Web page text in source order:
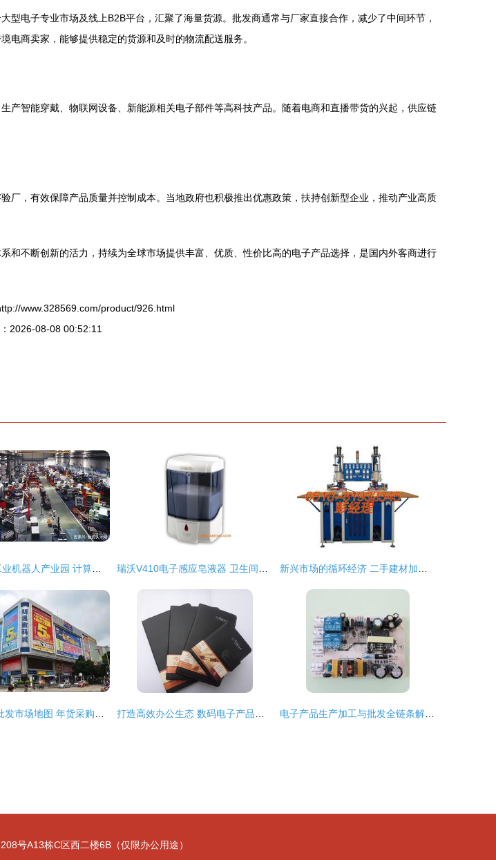
电子专业市场及线上B2B平台，汇聚了海量货源。批发商通常与厂家直接合作，减少了中间环节，
电商卖家，能够提供稳定的货源和及时的物流配送服务。
产智能穿戴、物联网设备、新能源相关电子部件等高科技产品。随着电商和直播带货的兴起，供应链
厂，有效保障产品质量并控制成本。当地政府也积极推出优惠政策，扶持创新型企业，推动产业高质
和不断创新的活力，持续为全球市场提供丰富、优质、性价比高的电子产品选择，是国内外客商进行
www.328569.com/product/926.html
2026-08-08 00:52:11
号A13栋C区西二楼6B（仅限办公用途）